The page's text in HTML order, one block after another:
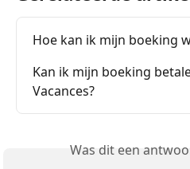
Hoe kan ik mijn boeking
Kan ik mijn boeking
Vacances?
Was dit een